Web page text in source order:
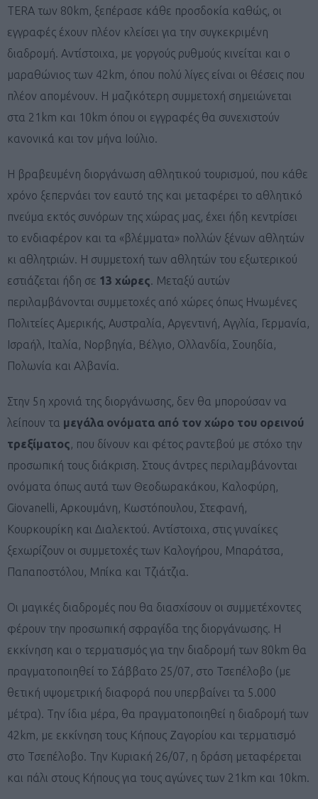
TERA των 80km, ξεπέρασε κάθε προσδοκία καθώς, οι
εγγραφές έχουν πλέον κλείσει για την συγκεκριμένη
διαδρομή. Αντίστοιχα, με γοργούς ρυθμούς κινείται και ο
μαραθώνιος των 42km, όπου πολύ λίγες είναι οι θέσεις που
πλέον απομένουν. Η μαζικότερη συμμετοχή σημειώνεται
στα 21km και 10km όπου οι εγγραφές θα συνεχιστούν
κανονικά και τον μήνα Ιούλιο.
Η βραβευμένη διοργάνωση αθλητικού τουρισμού, που κάθε
χρόνο ξεπερνάει τον εαυτό της και μεταφέρει το αθλητικό
πνεύμα εκτός συνόρων της χώρας μας, έχει ήδη κεντρίσει
το ενδιαφέρον και τα «βλέμματα» πολλών ξένων αθλητών
κι αθλητριών. Η συμμετοχή των αθλητών του εξωτερικού
εστιάζεται ήδη σε 13 χώρες. Μεταξύ αυτών
περιλαμβάνονται συμμετοχές από χώρες όπως Ηνωμένες
Πολιτείες Αμερικής, Αυστραλία, Αργεντινή, Αγγλία, Γερμανία,
Ισραήλ, Ιταλία, Νορβηγία, Βέλγιο, Ολλανδία, Σουηδία,
Πολωνία και Αλβανία.
Στην 5η χρονιά της διοργάνωσης, δεν θα μπορούσαν να
λείπουν τα μεγάλα ονόματα από τον χώρο του ορεινού
τρεξίματος, που δίνουν και φέτος ραντεβού με στόχο την
προσωπική τους διάκριση. Στους άντρες περιλαμβάνονται
ονόματα όπως αυτά των Θεοδωρακάκου, Καλοφύρη,
Giovanelli, Αρκουμάνη, Κωστόπουλου, Στεφανή,
Κουρκουρίκη και Διαλεκτού. Αντίστοιχα, στις γυναίκες
ξεχωρίζουν οι συμμετοχές των Καλογήρου, Μπαράτσα,
Παπαποστόλου, Μπίκα και Τζιάτζια.
Οι μαγικές διαδρομές που θα διασχίσουν οι συμμετέχοντες
φέρουν την προσωπική σφραγίδα της διοργάνωσης. Η
εκκίνηση και ο τερματισμός για την διαδρομή των 80km θα
πραγματοποιηθεί το Σάββατο 25/07, στο Τσεπέλοβο (με
θετική υψομετρική διαφορά που υπερβαίνει τα 5.000
μέτρα). Την ίδια μέρα, θα πραγματοποιηθεί η διαδρομή των
42km, με εκκίνηση τους Κήπους Ζαγορίου και τερματισμό
στο Τσεπέλοβο. Την Κυριακή 26/07, η δράση μεταφέρεται
και πάλι στους Κήπους για τους αγώνες των 21km και 10km.